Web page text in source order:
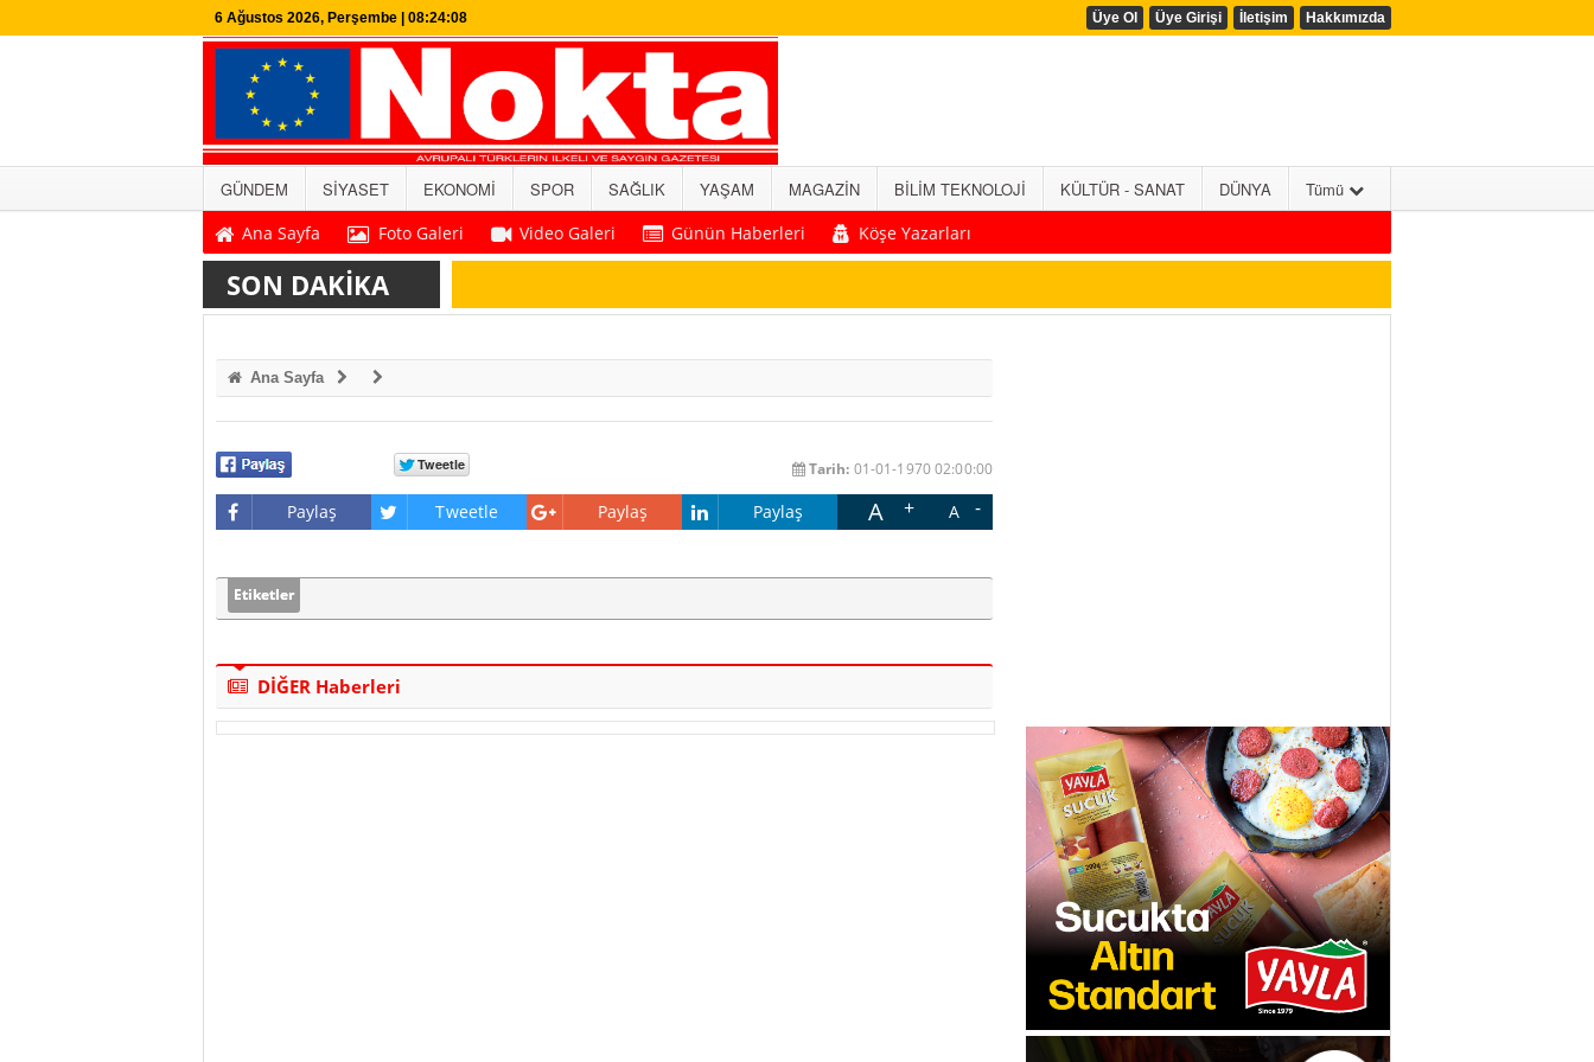
6 Ağustos 2026, Perşembe | 08:24:09 Üye Ol Üye Girişi İletişim Hakkımızda
GÜNDEM SİYASET EKONOMİ SPOR SAĞLIK YAŞAM MAGAZİN BİLİM TEKNOLOJİ KÜLTÜR - SANAT DÜNYA
Tümü
Ana Sayfa
Foto Galeri Video Galeri Günün Haberleri Köşe Yazarları
SON DAKİKA
Ana Sayfa
Tarih: 01-01-1970 02:00:00
Paylaş Tweetle Paylaş Paylaş A A
Etiketler
DİĞER Haberleri